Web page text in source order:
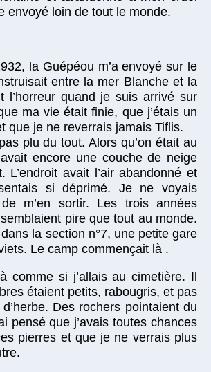
envoyé loin de tout le monde.
la Guépéou m’a envoyé sur le
entre la mer Blanche et la
l’horreur quand je suis arrivé sur
ma vie était finie, que j’étais un
que je ne reverrais jamais Tiflis.
plu du tout. Alors qu’on était au
encore une couche de neige
L’endroit avait l’air abandonné et
si déprimé. Je ne voyais
m’en sortir. Les trois années
pire que tout au monde.
la section n°7, une petite gare
Le camp commençait là .
comme si j’allais au cimetière. Il
étaient petits, rabougris, et pas
Des rochers pointaient du
pensé que j’avais toutes chances
pierres et que je ne verrais plus